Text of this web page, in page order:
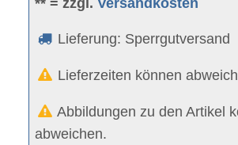
** = zzgl.Versandkosten
Lieferung: Sperrgutversand
Lieferzeiten können
Abbildungen zu den Artikel
abweichen.